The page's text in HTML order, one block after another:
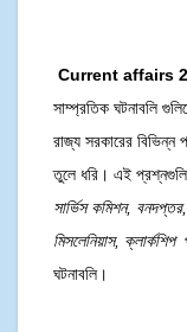
Current affairs
সাম্প্রতিক ঘটনাবলি
রাজ্য সরকারের বিভিন্ন
তুলে ধরি। এই প্রশ্নগুলি
সার্ভিসকমিশন, বনদপ্তর,
মিসলেনিয়াস, ক্লার্কশিপ
ঘটনাবলি।